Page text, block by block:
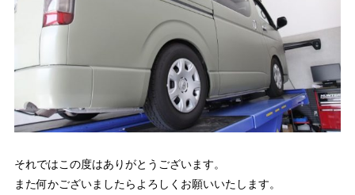
それではこの度はありがとうございます。
また何かございましたらよろしくお願いいたします。